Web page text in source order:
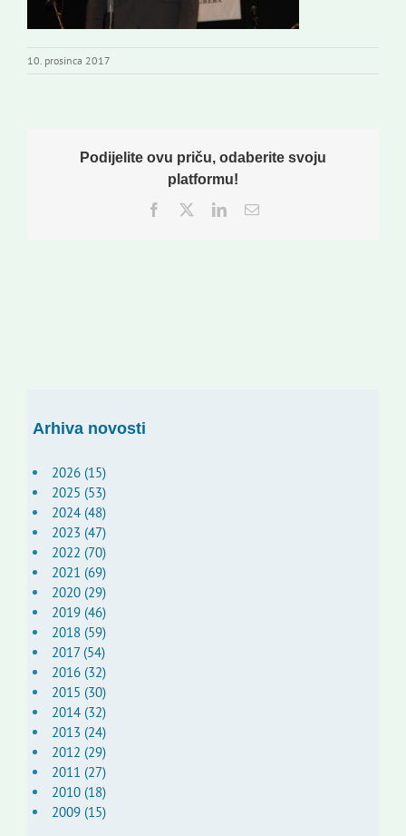
10. prosinca 2017
Podijelite ovu priču, odaberite svoju
platformu!
Facebook
TwitterLinkedInEmail:
Arhiva novosti
2026 (15)
2025 (53)
2024 (48)
2023 (47)
2022 (70)
2021 (69)
2020 (29)
2019 (46)
2018 (59)
2017 (54)
2016 (32)
2015 (30)
2014 (32)
2013 (24)
2012 (29)
2011 (27)
2010 (18)
2009 (15)